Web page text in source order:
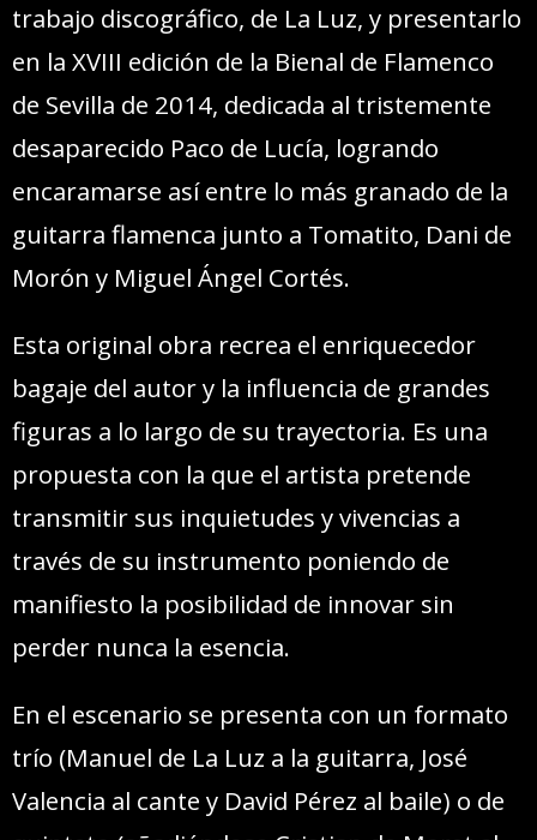
trabajo discográfico, de La Luz, y presentarlo
en la XVIII edición de la Bienal de Flamenco
de Sevilla de 2014, dedicada al tristemente
desaparecido Paco de Lucía, logrando
encaramarse así entre lo más granado de la
guitarra flamenca junto a Tomatito, Dani de
Morón y Miguel Ángel Cortés.
Esta original obra recrea el enriquecedor
bagaje del autor y la influencia de grandes
figuras a lo largo de su trayectoria. Es una
propuesta con la que el artista pretende
transmitir sus inquietudes y vivencias a
través de su instrumento poniendo de
manifiesto la posibilidad de innovar sin
perder nunca la esencia.
En el escenario se presenta con un formato
trío (Manuel de La Luz a la guitarra, José
Valencia al cante y David Pérez al baile) o de